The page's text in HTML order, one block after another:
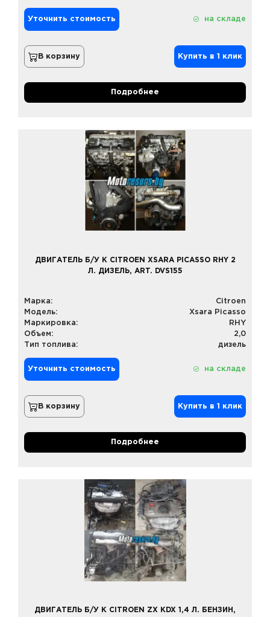
Уточнить стоимость на складе
В корзину Купить в 1 клик
Подробнее
ДВИГАТЕЛЬ Б/У К CITROEN XSARA PICASSO RHY 2
Л. ДИЗЕЛЬ, ART. DVS155
Марка:
Citroen
Модель:
Xsara Picasso
Маркировка:
RHY
Объем:
2,0
Тип топлива:
дизель
Уточнить стоимость на складе
В корзину Купить в 1 клик
Подробнее
ДВИГАТЕЛЬ Б/У К CITROEN ZX KDX 1,4 Л. БЕНЗИН,